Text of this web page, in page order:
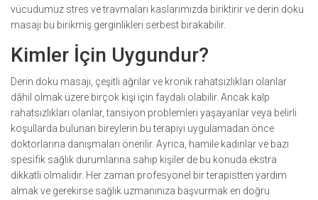
vücudumuz stres ve travmaları kaslarımızda biriktirir ve derin doku
masajı bu birikmiş gerginlikleri serbest bırakabilir.
Kimler İçin Uygundur?
Derin doku masajı, çeşitli ağrılar ve kronik rahatsızlıkları olanlar
dâhil olmak üzere birçok kişi için faydalı olabilir. Ancak kalp
rahatsızlıkları olanlar, tansiyon problemleri yaşayanlar veya belirli
koşullarda bulunan bireylerin bu terapiyi uygulamadan önce
doktorlarına danışmaları önerilir. Ayrıca, hamile kadınlar ve bazı
spesifik sağlık durumlarına sahip kişiler de bu konuda ekstra
dikkatli olmalıdır. Her zaman profesyonel bir terapistten yardım
almak ve gerekirse sağlık uzmanınıza başvurmak en doğru